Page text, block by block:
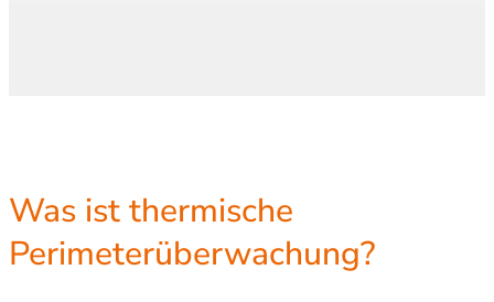
Was ist thermische
Perimeterüberwachung?